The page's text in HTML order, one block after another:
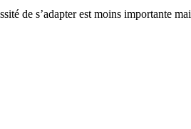
de s’adapter est moins importante